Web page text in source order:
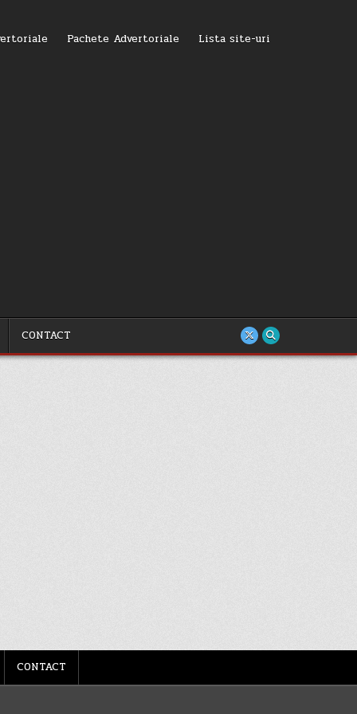
Pachete Advertoriale Lista site-uri
CONTACT
CONTACT